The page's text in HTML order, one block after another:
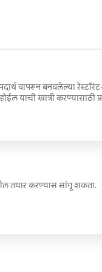
वापरून बनवलेल्या
याची खात्री करण्यासाठी
न करता अस्सल कम्फर्ट
तयार करण्यास सांगू शकता.